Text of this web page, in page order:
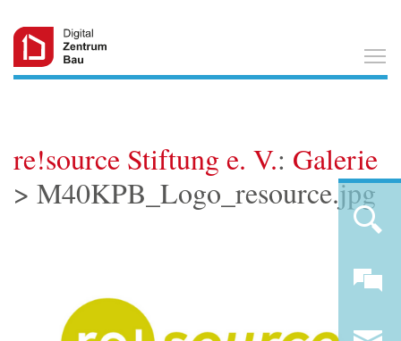
re!source Stiftung e. V.: Galerie
> M40KPB_Logo_resource.jpg